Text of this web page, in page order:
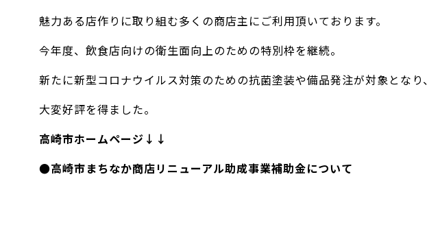
魅力ある店作りに取り組む多くの商店主にご利用頂いております。
今年度、飲食店向けの衛生面向上のための特別枠を継続。
新たに新型コロナウイルス対策のための抗菌塗装や備品発注が対象となり、
大変好評を得ました。
高崎市ホームページ↓↓
●高崎市まちなか商店リニューアル助成事業補助金について